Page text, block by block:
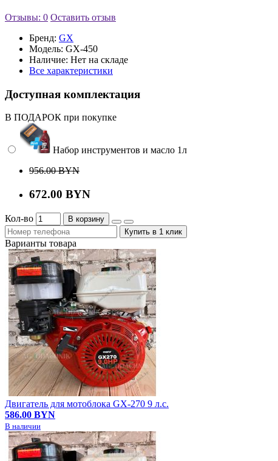
Отзывы: 0 Оставить отзыв
Бренд: GX
Модель: GX-450
Наличие: Нет на складе
Все характеристики
Доступная комплектация
В ПОДАРОК при покупке
Набор инструментов и масло 1л
956.00 BYN
672.00 BYN
Кол-во
В корзину
Купить в 1 клик
Варианты товара
Двигатель для мотоблока GX-270 9 л.с.
586.00 BYN
В наличии